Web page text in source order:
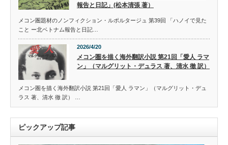
報告と日記」(松本清張 著）
メコン圏題材のノンフィクション・ルポルタージュ 第39回 「ハノイで見た
こと ー北ベトナム報告と日記…
2026/4/20
メコン圏を描く海外翻訳小説 第21回「愛人 ラマ
ン」（マルグリット・デュラス 著、清水 徹 訳）
メコン圏を描く海外翻訳小説 第21回「愛人 ラマン」（マルグリット・デュ
ラス 著、清水 徹 訳） …
ピックアップ記事